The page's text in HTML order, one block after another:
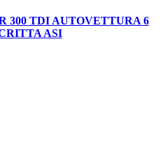
300 TDI AUTOVETTURA 6
ASI